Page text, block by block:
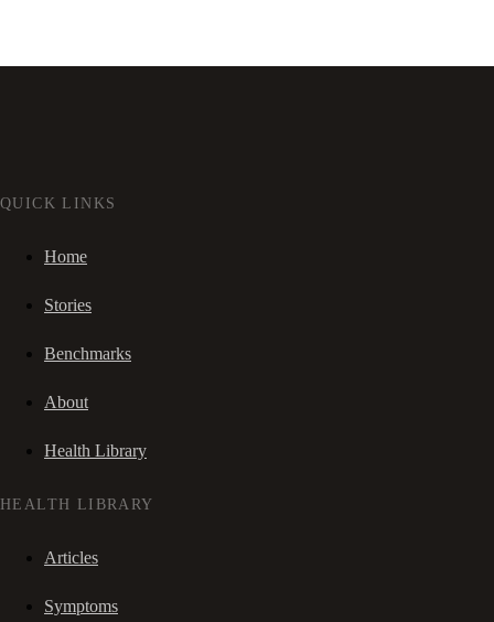
QUICK LINKS
Home
Stories
Benchmarks
About
Health Library
HEALTH LIBRARY
Articles
Symptoms